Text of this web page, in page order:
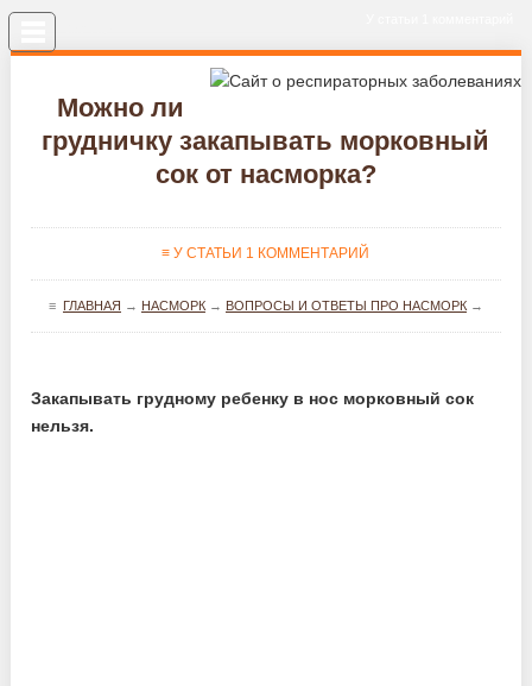
Можно ли
грудничку закапывать морковный
сок от насморка?
≡ У СТАТЬИ 1 КОММЕНТАРИЙ
≡ ГЛАВНАЯ → НАСМОРК→ ВОПРОСЫ И ОТВЕТЫ ПРО НАСМОРК→
Закапывать грудному ребенку в нос морковный сок
нельзя.